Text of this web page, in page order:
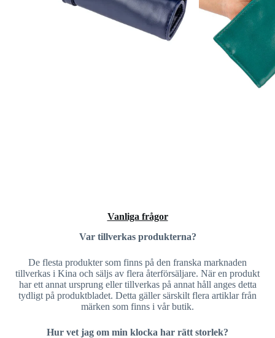
Vanliga frågor
Var tillverkas produkterna?
De flesta produkter som finns på den franska marknaden
tillverkas i Kina och säljs av flera återförsäljare. När en produkt
har ett annat ursprung eller tillverkas på annat håll anges detta
tydligt på produktbladet. Detta gäller särskilt flera artiklar från
märken som finns i vår butik.
Hur vet jag om min klocka har rätt storlek?